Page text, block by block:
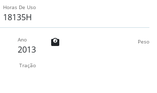
Horas De Uso
18135H
Ano
2013
Peso
Tração